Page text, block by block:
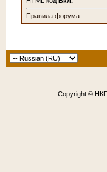
Правила форума
Copyright © НКП